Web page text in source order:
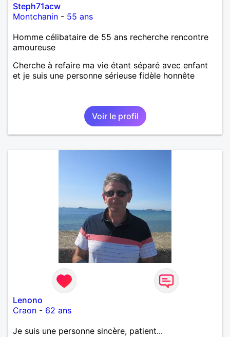
Steph71acw
Montchanin - 55 ans
Homme célibataire de 55 ans recherche rencontre
amoureuse
Cherche à refaire ma vie étant séparé avec enfant
et je suis une personne sérieuse fidèle honnête
Voir le profil
Lenono
Craon - 62 ans
Je suis une personne sincère, patient...